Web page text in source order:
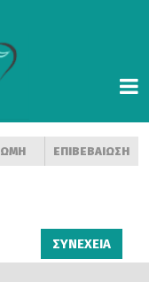
ΕΠΙΒΕΒΑΙΩΣΗ
ΣΥΝΕΧΕΙΑ